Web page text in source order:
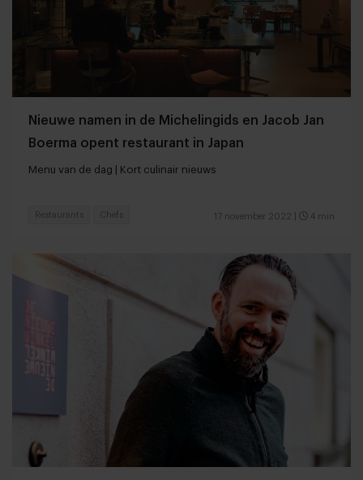
Nieuwe namen in de Michelingids en Jacob Jan
Boerma opent restaurant in Japan
Menu van de dag | Kort culinair nieuws
17 november 2022 4 min
Restaurants Chefs